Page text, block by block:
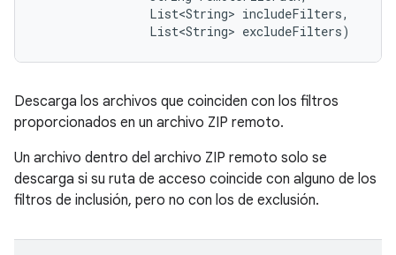
                List<String> includeFilters,
                List<String> excludeFilters)
Descarga los archivos que coinciden con los filtros
proporcionados en un archivo ZIP remoto.
Un archivo dentro del archivo ZIP remoto solo se
descarga si su ruta de acceso coincide con alguno de los
filtros de inclusión, pero no con los de exclusión.